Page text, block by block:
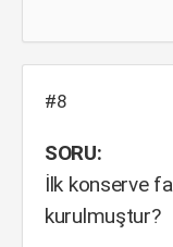
#8
SORU:
İlk konserve
kurulmuştur?